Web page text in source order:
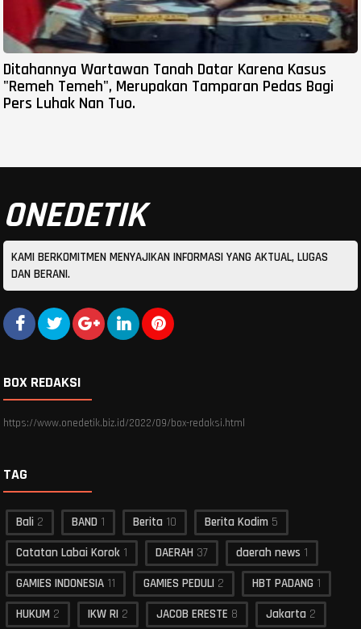
Ditahannya Wartawan Tanah Datar Karena Kasus
"Remeh Temeh", Merupakan Tamparan Pedas Bagi
Pers Luhak Nan Tuo.
ONEDETIK
KAMI BERKOMITMEN MENYAJIKAN INFORMASI YANG AKTUAL, LUGAS
DAN BERANI.
BOX REDAKSI
https://www.onedetik.biz.id/2022/09/box-redaksi.html
TAG
Bali 2 BAND 1 Berita 10 Berita Kodim 5
Catatan Labai Korok 1 DAERAH 37 daerah news 1
GAMIES INDONESIA 11 GAMIES PEDULI 2 HBT PADANG 1
HUKUM 2 IKW RI 2 JACOB ERESTE 8 Jakarta 2